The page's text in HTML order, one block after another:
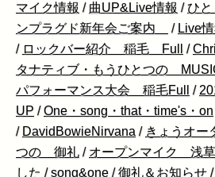
マイク情報 / 曲UP&Live情報 /ひと
ンプラグド新年会ご案内
/ Live
/ ロックバー紹介 稲毛 Full /
タナティブ・もうひとつの
パフォーマンス大会 稲毛Full
/
UP /One・song・that・time's・on
/ DavidBowieNirvana / きょうオー
つの 御礼 / オープンマイク 浅
した /song&one /御礼＆お知らせ /